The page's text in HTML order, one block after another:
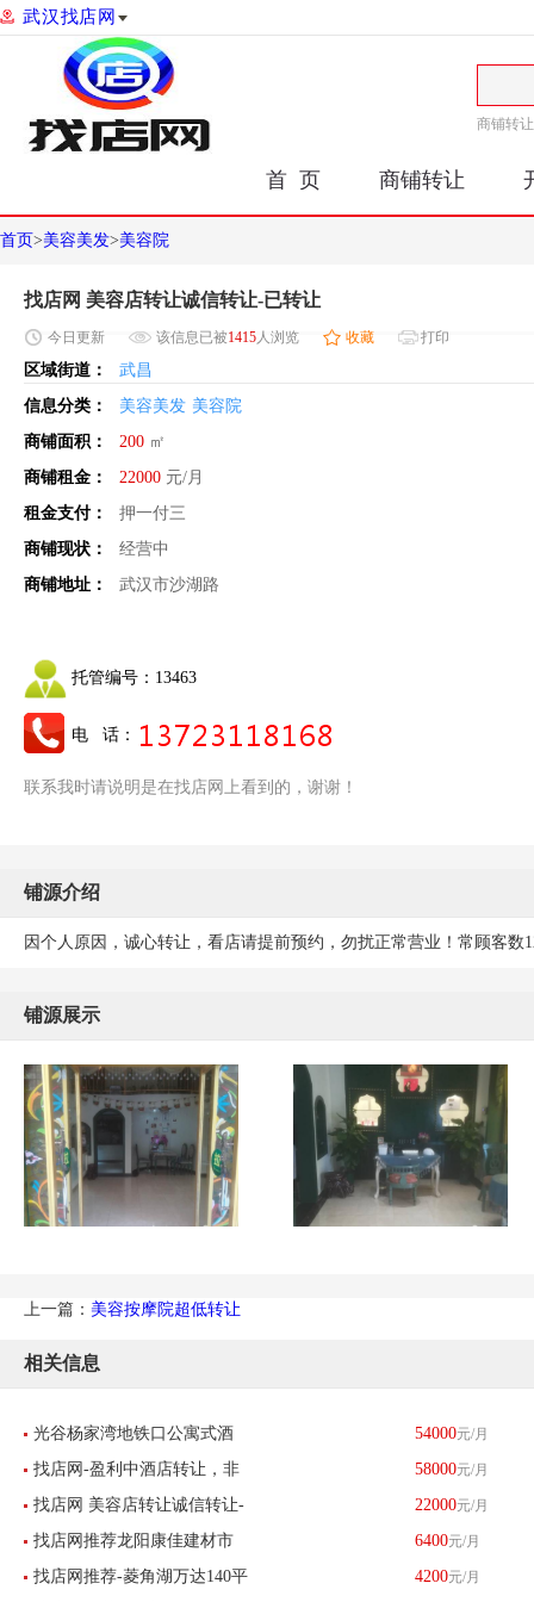
武汉找店网
商铺转让
首 页 商铺转让
首页>美容美发>美容院
找店网 美容店转让诚信转让-已转让
今日 更新 该信息已被1415人浏览 收藏 打印
区域街道：
武昌
信息分类：
美容美发 美容院
商铺面积：
200 ㎡
商铺租金：
22000 元/月
租金支付：
押一付三
商铺现状：
经营中
商铺地址：
武汉市沙湖路
托管编号： 13463
电 话：
联系我时请说明是在找店网上看到的，谢谢！
铺源介绍
因个人原因，诚心转让，看店请提前预约，勿扰正常营业！常顾客数
铺源展示
上一篇： 美容按摩院超低转让
相关信息
光谷杨家湾地铁口公寓式酒
店诚心转让可上门考察
54000元/月
找店网-盈利中酒店转让，非
诚勿扰，
58000元/月
找店网 美容店转让诚信转让-
已转让
22000元/月
找店网推荐龙阳康佳建材市
场橱柜店优惠转让已转让
6400元/月
找店网推荐-菱角湖万达140平 4200元/月